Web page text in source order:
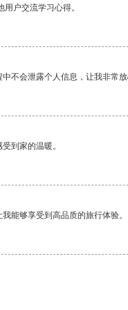
户交流学习心得。
不会泄露个人信息，让我非常
到家的温暖。
能够享受到高品质的旅行体验。